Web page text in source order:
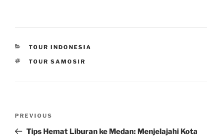
CATEGORIES
TOUR INDONESIA
TAGS
TOUR SAMOSIR
Previous
Post
PREVIOUS
Tips Hemat Liburan ke Medan: Menjelajahi Kota